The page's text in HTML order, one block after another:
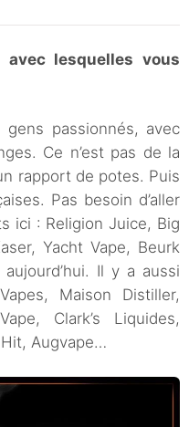
lesquelles vous
gens passionnés, avec
Ce n’est pas de la
rapport de potes. Puis
Pas besoin d’aller
ici : Religion Juice, Big
Yacht Vape, Beurk
Il y a aussi
Maison Distiller,
Clark’s Liquides,
Augvape…